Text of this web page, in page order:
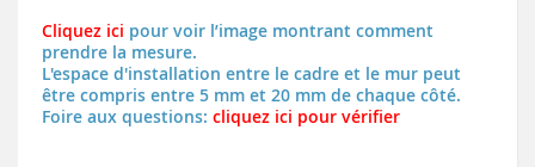
Cliquez ici pour voir l’image montrant comment
prendre la mesure.
L'espace d'installation entre le cadre et le mur peut
être compris entre 5 mm et 20 mm de chaque côté.
Foire aux questions: cliquez ici pour vérifier